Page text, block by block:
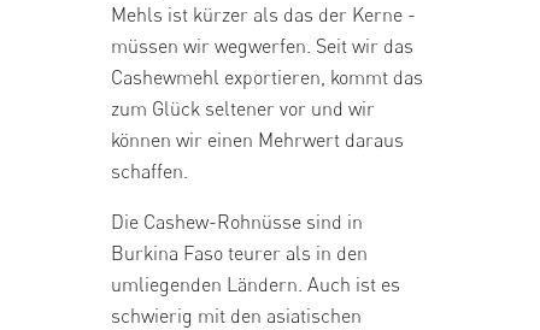
Mehls ist kürzer als das der Kerne -
müssen wir wegwerfen. Seit wir das
Cashewmehl exportieren, kommt das
zum Glück seltener vor und wir
können wir einen Mehrwert daraus
schaffen.
Die Cashew-Rohnüsse sind in
Burkina Faso teurer als in den
umliegenden Ländern. Auch ist es
schwierig mit den asiatischen